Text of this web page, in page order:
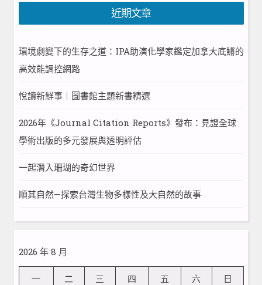
近期文章
環境劇變下的生存之道：IPA助演化學家鑑定加拿大底鱂的
高效能調控網路
悅讀新鮮事｜圖書館主題新書精選
2026年《Journal Citation Reports》發布：見證全球
學術出版的多元發展與透明評估
一起潛入珊瑚的奇幻世界
順其自然—探索台灣生物多樣性及大自然的故事
2026 年 8 月
一 二 三 四 五 六 日